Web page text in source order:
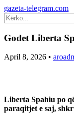
gazeta-telegram.com
Godet Liberta
April 8, 2026 •
Liberta Spahiu po
paraqitjet e saj,